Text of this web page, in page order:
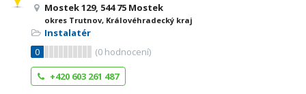
Mostek 129, 544 75 Mostek
okres Trutnov, Královéhradecký kraj
Instalatér
0
(0 hodnocení)
+420 603 261 487